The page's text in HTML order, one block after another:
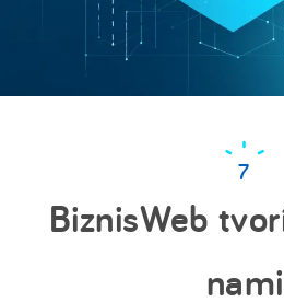
BiznisWeb
nami